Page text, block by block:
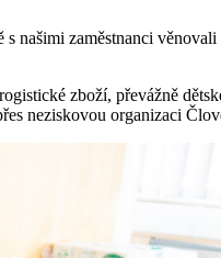
zaměstnanci
zboží, převážně
neziskovou organizaci